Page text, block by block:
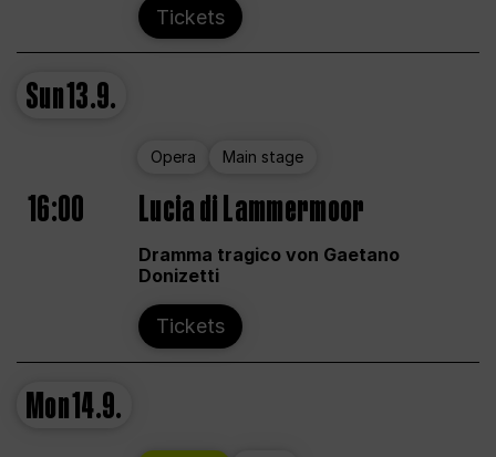
Tickets
Sun13.9.
Opera Main stage
16:00 Lucia di Lammermoor
Dramma tragico von Gaetano
Donizetti
Tickets
Mon14.9.